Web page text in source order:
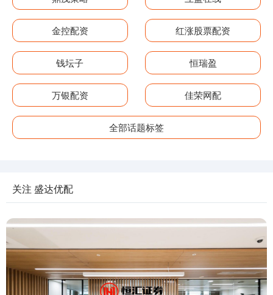
金控配资 红涨股票配资
钱坛子 恒瑞盈
万银配资 佳荣网配
全部话题标签
关注 盛达优配